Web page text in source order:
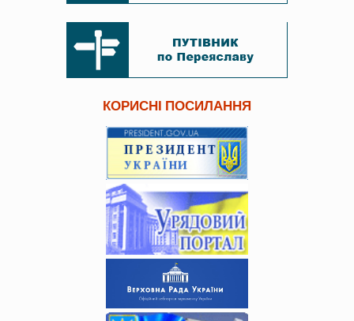
КОРИСНІ ПОСИЛАННЯ